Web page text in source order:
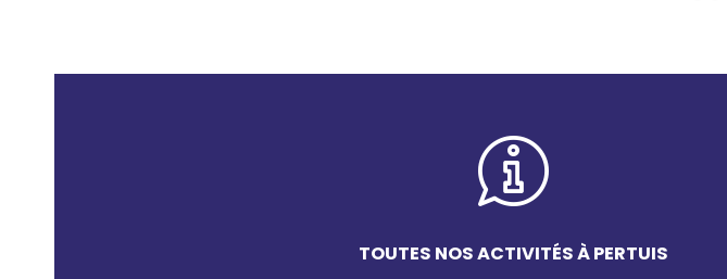
TOUTES NOS ACTIVITÉS À PERTUIS